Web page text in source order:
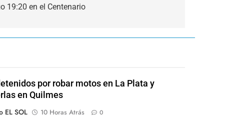
19:20 en el Centenario
por robar motos en La Plata y
en Quilmes
EL SOL
10 Horas Atrás 0